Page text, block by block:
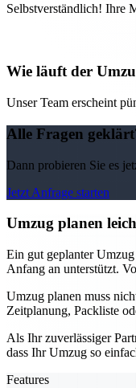
Selbstverständlich! Ihre
Wie läuft der
Unser Team erscheint
Alle Fragen
Dann probieren Sie es
Jetzt Anfrage starten
Umzug planen
Ein gut geplanter
Anfang an unterstützt.
Umzug planen muss
Zeitplanung, Packliste
Als Ihr zuverlässiger
dass Ihr Umzug so
Features